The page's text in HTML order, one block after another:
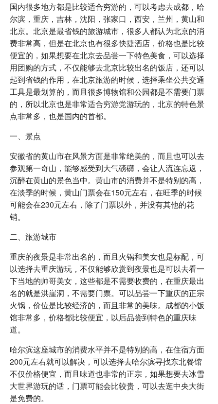
国内很多地方都是比较适合穷游的，可以考虑去成都，哈
尔滨，重庆，吉林，沈阳，张家口，西安，兰州，黄山和
北京。北京是最省钱的旅游城市，很多人都认为北京的消
费非常高，但是在北京也有很多快捷酒店，价格也是比较
便宜的，如果想要在北京去品尝一下特色美食，可以选择
用团购的方式，不仅能够去北京比较出名的饭店，还可以
起到省钱的作用，在北京旅游的时候，选择乘坐公共交通
工具是最划算的，而且很多博物馆和公园都是不需要门票
的，所以北京也是非常适合穷游党游玩的，北京的特色景
点非常多，也是国内的首都。
一、景点
安徽省的黄山市在风景方面是非常绝美的，而且也可以去
参观第一奇山，能够感受到大气磅礴，会让人流连忘返，
沉醉在黄山的景色当中。黄山市的消费并不是特别的高，
在淡季的时候，黄山门票会在150元左右，在旺季的时候
可能会在230元左右，除了门票以外，并没有其他的花
销。
二、旅游城市
重庆的夜景是非常出名的，而且火锅和美女也是标配，可
以选择去重庆游玩，不仅能够欣赏到夜景也是可以去看一
下当地的帅哥美女，这些都是不需要收费的，在重庆最出
名的就是洪崖洞，不需要门票。可以品尝一下重庆的正宗
火锅，价位是比较经济的，而且非常的美味。成都的小饭
馆非常多，价格都比较便宜，以后品尝到特色的重庆味
道。
哈尔滨这座城市的消费水平并不是特别的高，在住宿方面
200元左右就可以解决，可以选择去哈尔滨寻找东北餐馆
不仅价格便宜，而且味道也非常的正宗，如果想要去冰雪
大世界游玩的话，门票可能会比较贵，可以去逛中央大街
是免费的。